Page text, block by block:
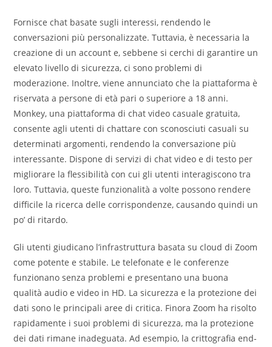
Fornisce chat basate sugli interessi, rendendo le
conversazioni più personalizzate. Tuttavia, è necessaria la
creazione di un account e, sebbene si cerchi di garantire un
elevato livello di sicurezza, ci sono problemi di
moderazione. Inoltre, viene annunciato che la piattaforma è
riservata a persone di età pari o superiore a 18 anni.
Monkey, una piattaforma di chat video casuale gratuita,
consente agli utenti di chattare con sconosciuti casuali su
determinati argomenti, rendendo la conversazione più
interessante. Dispone di servizi di chat video e di testo per
migliorare la flessibilità con cui gli utenti interagiscono tra
loro. Tuttavia, queste funzionalità a volte possono rendere
difficile la ricerca delle corrispondenze, causando quindi un
po’ di ritardo.
Gli utenti giudicano l’infrastruttura basata su cloud di Zoom
come potente e stabile. Le telefonate e le conferenze
funzionano senza problemi e presentano una buona
qualità audio e video in HD. La sicurezza e la protezione dei
dati sono le principali aree di critica. Finora Zoom ha risolto
rapidamente i suoi problemi di sicurezza, ma la protezione
dei dati rimane inadeguata. Ad esempio, la crittografia end-